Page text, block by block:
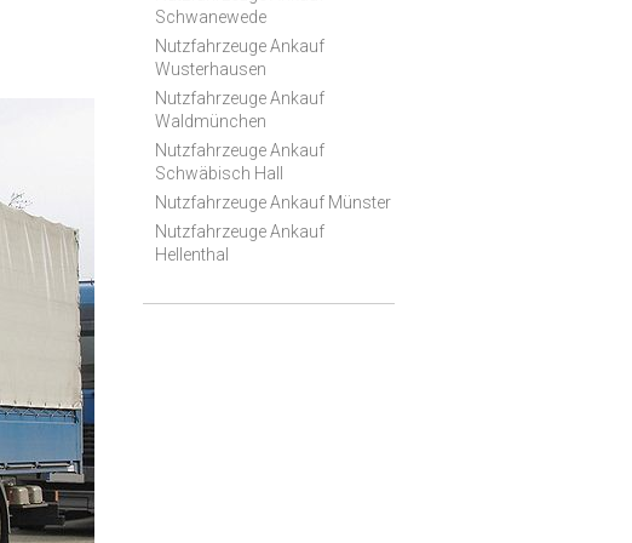
Schwanewede
Nutzfahrzeuge Ankauf
Wusterhausen
Nutzfahrzeuge Ankauf
Waldmünchen
Nutzfahrzeuge Ankauf
Schwäbisch Hall
Nutzfahrzeuge Ankauf Münster
Nutzfahrzeuge Ankauf
Hellenthal